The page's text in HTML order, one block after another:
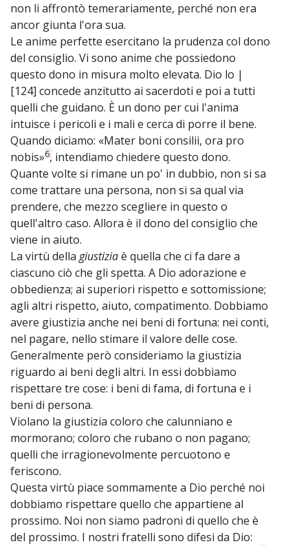
non li affrontò temerariamente, perché non era
ancor giunta l'ora sua.
Le anime perfette esercitano la prudenza col dono
del consiglio. Vi sono anime che possiedono
questo dono in misura molto elevata. Dio lo |
[124] concede anzitutto ai sacerdoti e poi a tutti
quelli che guidano. È un dono per cui l'anima
intuisce i pericoli e i mali e cerca di porre il bene.
Quando diciamo: «Mater boni consilii, ora pro
nobis»6, intendiamo chiedere questo dono.
Quante volte si rimane un po' in dubbio, non si sa
come trattare una persona, non si sa qual via
prendere, che mezzo scegliere in questo o
quell'altro caso. Allora è il dono del consiglio che
viene in aiuto.
La virtù della giustiziaè quella che ci fa dare a
ciascuno ciò che gli spetta. A Dio adorazione e
obbedienza; ai superiori rispetto e sottomissione;
agli altri rispetto, aiuto, compatimento. Dobbiamo
avere giustizia anche nei beni di fortuna: nei conti,
nel pagare, nello stimare il valore delle cose.
Generalmente però consideriamo la giustizia
riguardo ai beni degli altri. In essi dobbiamo
rispettare tre cose: i beni di fama, di fortuna e i
beni di persona.
Violano la giustizia coloro che calunniano e
mormorano; coloro che rubano o non pagano;
quelli che irragionevolmente percuotono e
feriscono.
Questa virtù piace sommamente a Dio perché noi
dobbiamo rispettare quello che appartiene al
prossimo. Noi non siamo padroni di quello che è
del prossimo. I nostri fratelli sono difesi da Dio: